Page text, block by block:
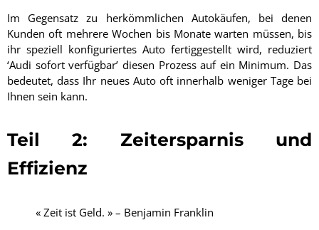
Im Gegensatz zu herkömmlichen Autokäufen, bei denen
Kunden oft mehrere Wochen bis Monate warten müssen, bis
ihr speziell konfiguriertes Auto fertiggestellt wird, reduziert
‘Audi sofort verfügbar’ diesen Prozess auf ein Minimum. Das
bedeutet, dass Ihr neues Auto oft innerhalb weniger Tage bei
Ihnen sein kann.
Teil 2: Zeitersparnis und
Effizienz
« Zeit ist Geld. » – Benjamin Franklin